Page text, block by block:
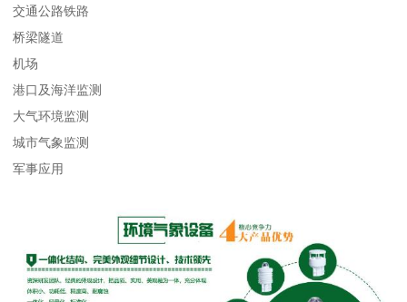
交通公路铁路
桥梁隧道
机场
港口及海洋监测
大气环境监测
城市气象监测
军事应用